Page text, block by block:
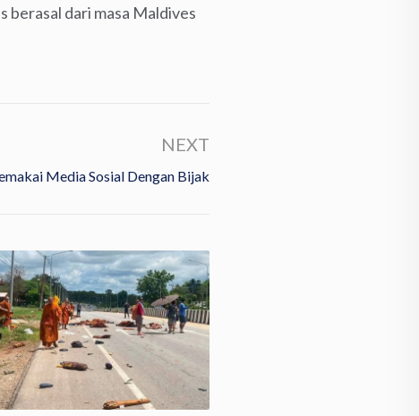
dari masa Maldives
NEXT
Media Sosial Dengan Bijak